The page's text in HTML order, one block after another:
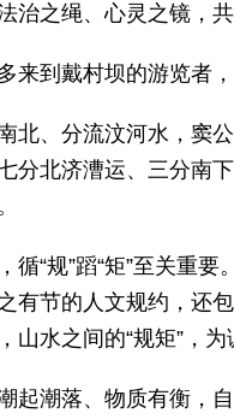
治之绳、心灵之镜，
来到戴村坝的游览者
北、分流汶河水，窦
分北济漕运、三分南
循“规”蹈“矩”至关重
有节的人文规约，还
山水之间的“规矩”，为
起潮落、物质有衡，